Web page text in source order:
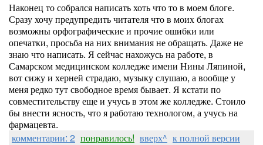
Наконец то собрался написать хоть что то в моем блоге.
Сразу хочу предупредить читателя что в моих блогах
возможны орфографические и прочие ошибки или
опечатки, просьба на них внимания не обращать. Даже не
знаю что написать. Я сейчас нахожусь на работе, в
Самарском медицинском колледже имени Нины Ляпиной,
вот сижу и херней страдаю, музыку слушаю, а вообще у
меня редко тут свободное время бывает. Я кстати по
совместительству еще и учусь в этом же колледже. Стоило
бы внести ясность, что я работаю технологом, а учусь на
фармацевта.
комментарии: 2 понравилось! вверх^ к полной версии